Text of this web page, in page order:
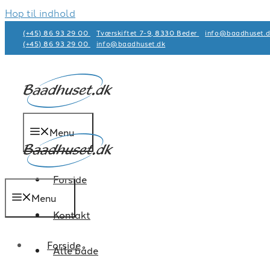
Hop til indhold
(+45) 86 93 29 00 Tværskiftet 7-9, 8330 Beder
(+45) 86 93 29 00
info@baadhuset.dk​
Menu
Forside
Kontakt
Alle både
Menu
Forside